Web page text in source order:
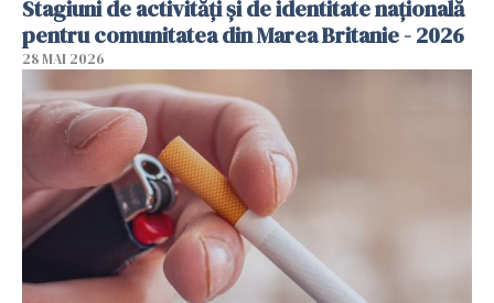
Stagiuni de activități și de identitate națională
pentru comunitatea din Marea Britanie - 2026
28 MAI 2026